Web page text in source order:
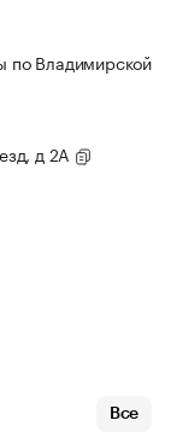
по Владимирской
д 2А
Все